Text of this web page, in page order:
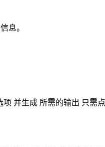
息。
并生成 所需的输出 只需点